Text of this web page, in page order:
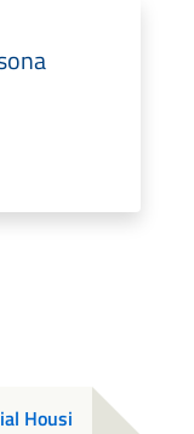
Housi